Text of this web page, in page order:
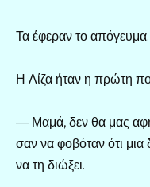
Τα έφεραν το απόγευμα.
Η Λίζα ήταν η πρώτη
— Μαμά, δεν θα μας
σαν να φοβόταν ότι
να τη διώξει.